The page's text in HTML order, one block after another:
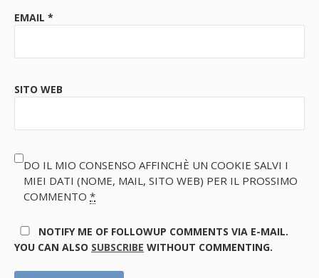
EMAIL *
SITO WEB
DO IL MIO CONSENSO AFFINCHÈ UN COOKIE SALVI I
MIEI DATI (NOME, MAIL, SITO WEB) PER IL PROSSIMO
COMMENTO *
NOTIFY ME OF FOLLOWUP COMMENTS VIA E-MAIL.
YOU CAN ALSO SUBSCRIBE WITHOUT COMMENTING.